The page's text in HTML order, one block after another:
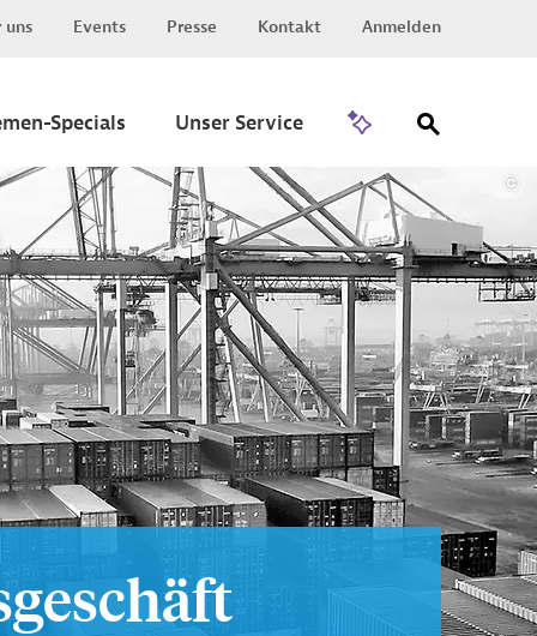
uns Events Presse Kontakt Anmelden
Specials Unser Service